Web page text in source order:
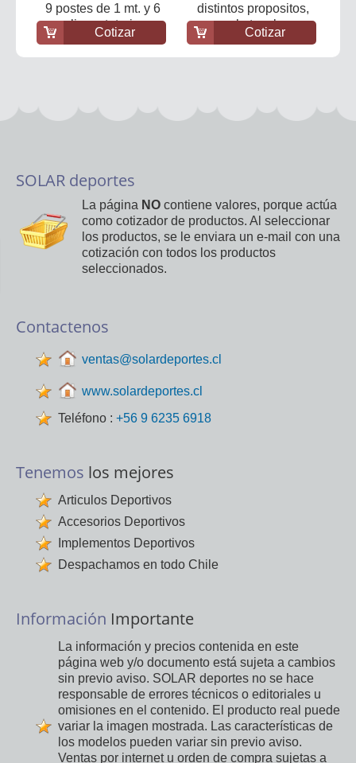
9 postes de 1 mt. y 6
clips rotatori...
Cotizar
distintos propositos,
como obstaculos, v...
Cotizar
SOLAR deportes
La página NO contiene valores, porque actúa
como cotizador de productos. Al seleccionar
los productos, se le enviara un e-mail con una
cotización con todos los productos
seleccionados.
Contactenos
ventas@solardeportes.cl
www.solardeportes.cl
Teléfono : +56 9 6235 6918
Tenemos los mejores
Articulos Deportivos
Accesorios Deportivos
Implementos Deportivos
Despachamos en todo Chile
Información Importante
La información y precios contenida en este
página web y/o documento está sujeta a cambios
sin previo aviso. SOLAR deportes no se hace
responsable de errores técnicos o editoriales u
omisiones en el contenido. El producto real puede
variar la imagen mostrada. Las características de
los modelos pueden variar sin previo aviso.
Ventas por internet u orden de compra sujetas a